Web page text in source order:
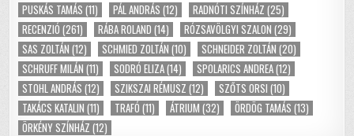
PUSKÁS TAMÁS (11) PÁL ANDRÁS (12) RADNÓTI SZÍNHÁZ (25)
RECENZIÓ (261) RÁBA ROLAND (14) RÓZSAVÖLGYI SZALON (29)
SAS ZOLTÁN (12) SCHMIED ZOLTÁN (10) SCHNEIDER ZOLTÁN (20)
SCHRUFF MILÁN (11) SODRÓ ELIZA(14) SPOLARICS ANDREA(12)
STOHL ANDRÁS (12) SZIKSZAI RÉMUSZ (12) SZŐTS ORSI (10)
TAKÁCS KATALIN (11) TRAFÓ (11) ÁTRIUM (32) ÖRDÖG TAMÁS (13)
ÖRKÉNY SZÍNHÁZ (12)